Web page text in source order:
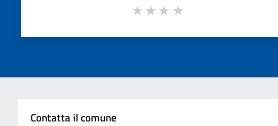
Contatta il comune